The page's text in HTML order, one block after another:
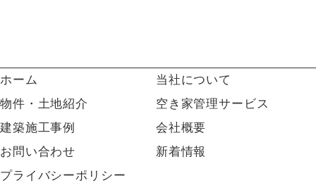
ホーム
当社について
物件・土地紹介
空き家管理サービス
建築施工事例
会社概要
お問い合わせ
新着情報
プライバシーポリシー